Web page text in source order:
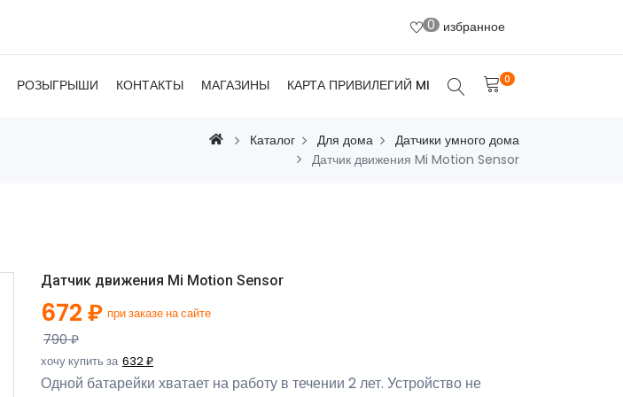
0 избранное
РОЗЫГРЫШИ КОНТАКТЫ МАГАЗИНЫ КАРТА ПРИВИЛЕГИЙ MI 0
Каталог Для дома
Датчики умного дома
Датчик движения Mi Motion Sensor
Датчик движения Mi Motion Sensor
672 ₽ при заказе на сайте
790 ₽
хочу купить за 632 ₽
Одной батарейки хватает на работу в течении 2 лет. Устройство не